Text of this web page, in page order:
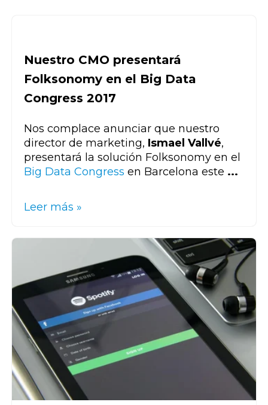
Nuestro CMO presentará
Folksonomy en el Big Data
Congress 2017
Nos complace anunciar que nuestro
director de marketing, Ismael Vallvé,
presentará la solución Folksonomy en el
Big Data Congress en Barcelona este ...
Leer más »